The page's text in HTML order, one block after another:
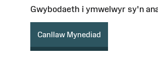
Gwybodaeth i ymwelwyr sy'n
Canllaw Mynediad